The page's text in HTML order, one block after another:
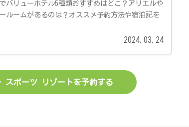
バリューホテル5種類おすすめはどこ？アリエルや
ルームがあるのは？オススメ予約方法や宿泊記を
2024.03.24
スポーツ リゾートを予約する